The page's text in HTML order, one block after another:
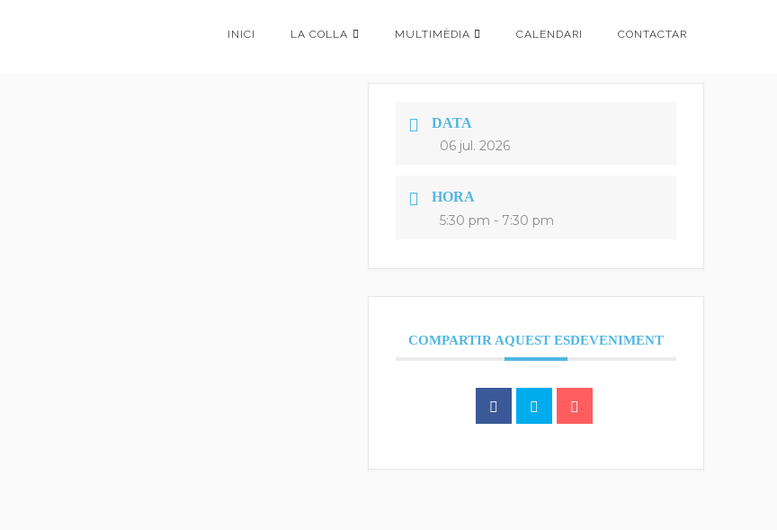
INICI LA COLLA MULTIMÈDIA CALENDARI CONTACTAR
DATA
06 jul. 2026
HORA
5:30 pm - 7:30 pm
COMPARTIR AQUEST ESDEVENIMENT